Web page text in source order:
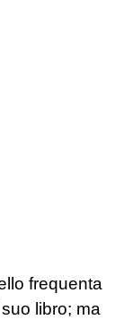
frequenta
libro; ma